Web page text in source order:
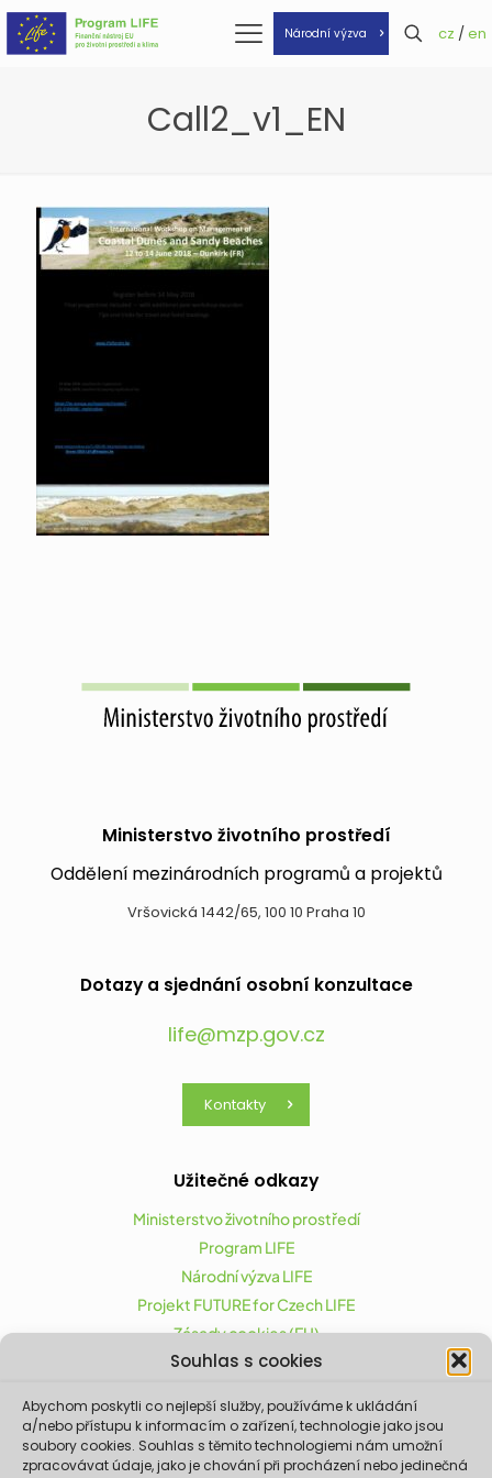
Souhlas s cookies
Abychom poskytli co nejlepší služby, používáme k ukládání
a/nebo přístupu k informacím o zařízení, technologie jako jsou
soubory cookies. Souhlas s těmito technologiemi nám umožní
zpracovávat údaje, jako je chování při procházení nebo jedinečná
Národní výzva cz / en
Call2_v1_EN
Ministerstvo životního prostředí
Oddělení mezinárodních programů a projektů
Vršovická 1442/65, 100 10 Praha 10
Dotazy a sjednání osobní konzultace
life@mzp.gov.cz
Kontakty
Užitečné odkazy
Ministerstvo životního prostředí
Program LIFE
Národní výzva LIFE
Projekt FUTURE for Czech LIFE
Zásady cookies (EU)
Projekt FUTURE for Czech LIFE (LIFE21-CAP-CZ-LIFE
FOR CZECHIA) byl podpořen z finančního nástroje
Evropské unie LIFE.